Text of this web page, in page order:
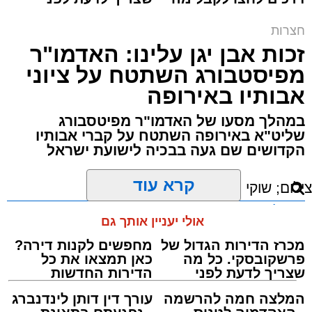
רב העיר הגר"י שיינין עם ראש הישיבה הגרש
אלתר בשמחת הבר מצווה
לרגל הארוע הוציא אביו של החתן, הגרא"מ אלתר
שליט"א, את ספר ביכוריו 'בכור אדם'. מה שמייחד
את הספר הוא שהחידושים חוברו על אם הדרך,
בנסיעותיו התכופות של המחבר בקו אשדוד י-ם,
חצרות
זכות אבן יגן עלינו: האדמו"ר
מפיסטבורג השתטח על ציוני
אבותיו באירופה
במהלך מסעו של האדמו"ר מפיטסבורג
שליט"א באירופה השתטח על קברי אבותיו
הקדושים שם געה בבכיה לישועת ישראל
קרא עוד
אולי יעניין אותך גם